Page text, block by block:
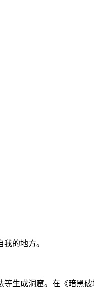
的地方。
生成洞窟。在《暗黑